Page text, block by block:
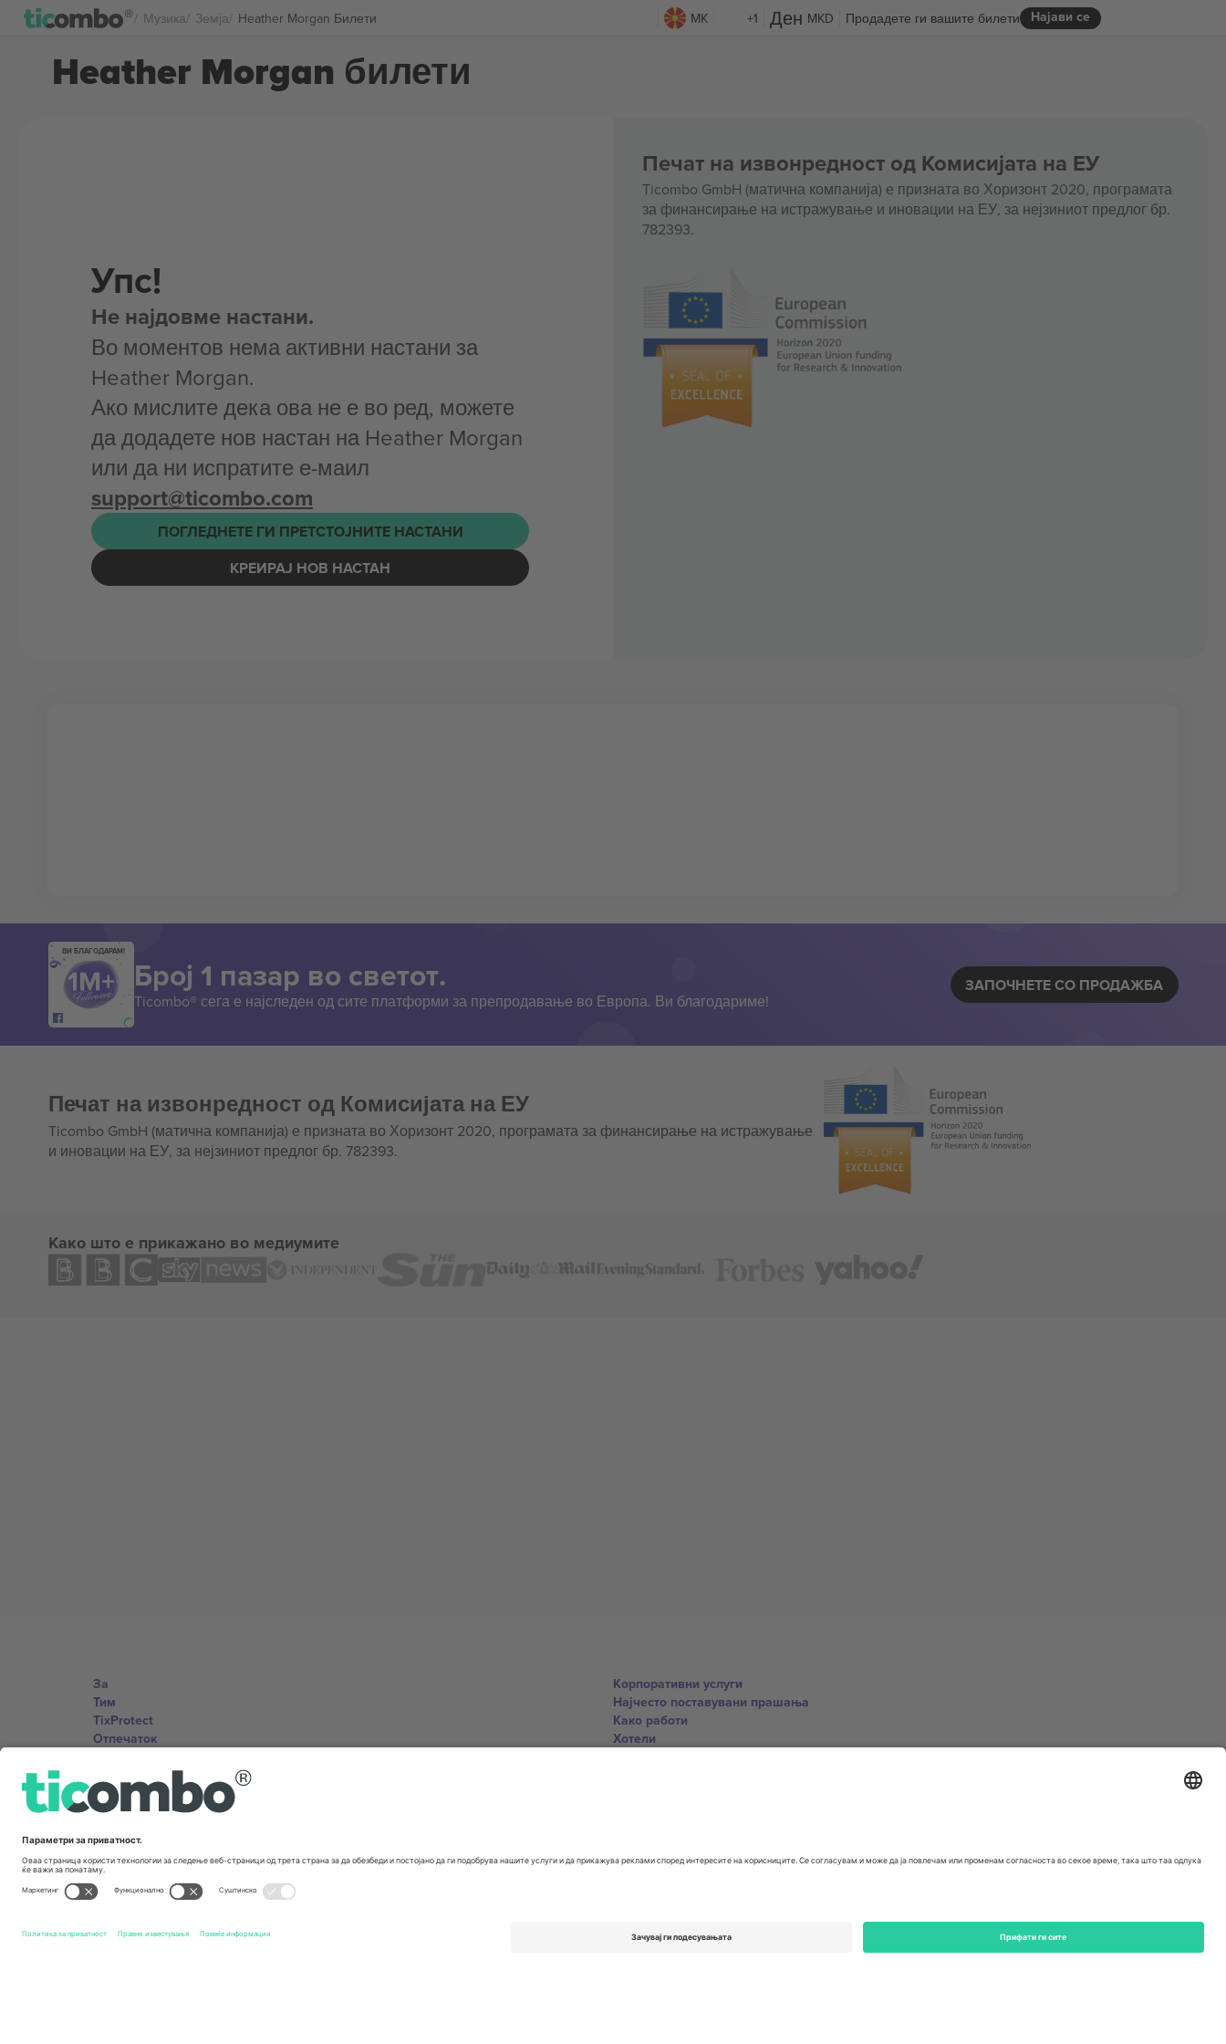
Музика Земја Heather Morgan Билети MK +1 MKD Најави се
Продадете ги вашите билети
Heather Morgan билети
Упс!
Не најдовме настани.
Во моментов нема активни настани за
Heather Morgan.
Ако мислите дека ова не е во ред, можете
да додадете нов настан на Heather Morgan
или да ни испратите е-маил
support@ticombo.com
ПОГЛЕДНЕТЕ ГИ ПРЕТСТОЈНИТЕ НАСТАНИ
КРЕИРАЈ НОВ НАСТАН
Печат на извонредност од Комисијата на ЕУ
Ticombo GmbH (матична компанија) е призната во Хоризонт 2020, програмата
за финансирање на истражување и иновации на ЕУ, за нејзиниот предлог бр.
782393.
ВИ БЛАГОДАРАМ!
Број 1 пазар во светот.
Ticombo® сега е најследен од сите платформи за препродавање во Европа. Ви благодариме!
ЗАПОЧНЕТЕ СО ПРОДАЖБА
Печат на извонредност од Комисијата на ЕУ
Ticombo GmbH (матична компанија) е призната во Хоризонт 2020, програмата за финансирање на истражување
и иновации на ЕУ, за нејзиниот предлог бр. 782393.
Како што е прикажано во медиумите
За
Тим
TixProtect
Отпечаток
Придружна програма
Корпоративни услуги
Најчесто поставувани прашања
Како работи
Хотели